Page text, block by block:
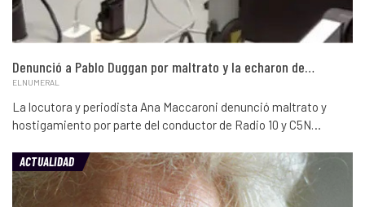
Denunció a Pablo Duggan por maltrato y la echaron de…
ELNUMERAL
La locutora y periodista Ana Maccaroni denunció maltrato y
hostigamiento por parte del conductor de Radio 10 y C5N…
ACTUALIDAD